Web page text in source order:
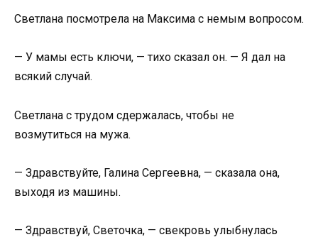
Светлана посмотрела на Максима с немым вопросом.
— У мамы есть ключи, — тихо сказал он. — Я дал на
всякий случай.
Светлана с трудом сдержалась, чтобы не
возмутиться на мужа.
— Здравствуйте, Галина Сергеевна, — сказала она,
выходя из машины.
— Здравствуй, Светочка, — свекровь улыбнулась